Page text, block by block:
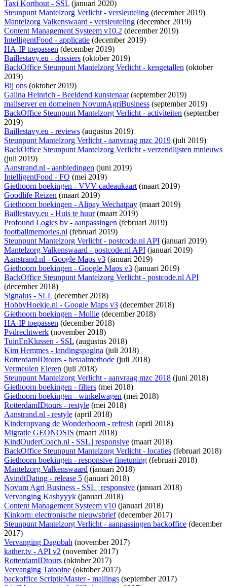
Taxi Korthout - SSL (januari 2020)
Steunpunt Mantelzorg Verlicht - versleuteling (december 2019)
Mantelzorg Valkenswaard - versleuteling (december 2019)
Content Management Systeem v10.2 (december 2019)
IntelligentFood - applicatie (december 2019)
HA-IP toepassen (december 2019)
Baillestavy.eu - dossiers (oktober 2019)
BackOffice Steunpunt Mantelzorg Verlicht - kengetallen (oktober
2019)
Bij ons (oktober 2019)
Galina Heinrich - Beeldend kunstenaar(september 2019)
mailserver en domeinen NovumAgriBusiness (september 2019)
BackOffice Steunpunt Mantelzorg Verlicht - activiteiten (september
2019)
Baillestavy.eu - reviews (augustus 2019)
Steunpunt Mantelzorg Verlicht - aanvraag mzc 2019 (juli 2019)
BackOffice Steunpunt Mantelzorg Verlicht - verzendlijsten mnieuws
(juli 2019)
Aanstrand.nl - aanbiedingen (juni 2019)
IntelligentFood - FO (mei 2019)
Giethoorn boekingen - VVV cadeaukaart(maart 2019)
Goodlife Reizen (maart 2019)
Giethoorn boekingen - Alipay Wechatpay (maart 2019)
Baillestavy.eu - Huis te huur(maart 2019)
Profound Logics bv - aanpassingen (februari 2019)
footballmemories.nl (februari 2019)
Steunpunt Mantelzorg Verlicht - postcode.nl API (januari 2019)
Mantelzorg Valkenswaard - postcode.nl API (januari 2019)
Aanstrand.nl - Google Maps v3 (januari 2019)
Giethoorn boekingen - Google Maps v3 (januari 2019)
BackOffice Steunpunt Mantelzorg Verlicht - postcode.nl API
(december 2018)
Signalus - SLL (december 2018)
HobbyHoekje.nl - Google Maps v3 (december 2018)
Giethoorn boekingen - Mollie (december 2018)
HA-IP toepassen (december 2018)
Pvdrechtwerk (november 2018)
TuinEnKlussen - SSL (augustus 2018)
Kim Hemmes - landingspagina (juli 2018)
RotterdamIDtours - betaalmethode (juli 2018)
Vermeulen Eieren (juli 2018)
Steunpunt Mantelzorg Verlicht - aanvraag mzc 2018 (juni 2018)
Giethoorn boekingen - filters (mei 2018)
Giethoorn boekingen - winkelwagen (mei 2018)
RotterdamIDtours - restyle (mei 2018)
Aanstrand.nl - restyle (april 2018)
Kinderopvang de Wonderboom - refresh (april 2018)
Migratie GEONOSIS (maart 2018)
KindOuderCoach.nl - SSL | responsive (maart 2018)
BackOffice Steunpunt Mantelzorg Verlicht - locaties (februari 2018)
Giethoorn boekingen - responsive finetuning (februari 2018)
Mantelzorg Valkenswaard (januari 2018)
AvindtDating - release 5 (januari 2018)
Novum Agri Business - SSL | responsive (januari 2018)
Vervanging Kashyyyk (januari 2018)
Content Management Systeem v10 (januari 2018)
Kinkorn: electronische nieuwsbrief(december 2017)
Steunpunt Mantelzorg Verlicht - aanpassingen backoffice (december
2017)
Vervanging Dagobah (november 2017)
kather.tv - API v2 (november 2017)
RotterdamIDtours (oktober 2017)
Vervanging Tatooine (oktober 2017)
backoffice ScriptieMaster - mailings (september 2017)